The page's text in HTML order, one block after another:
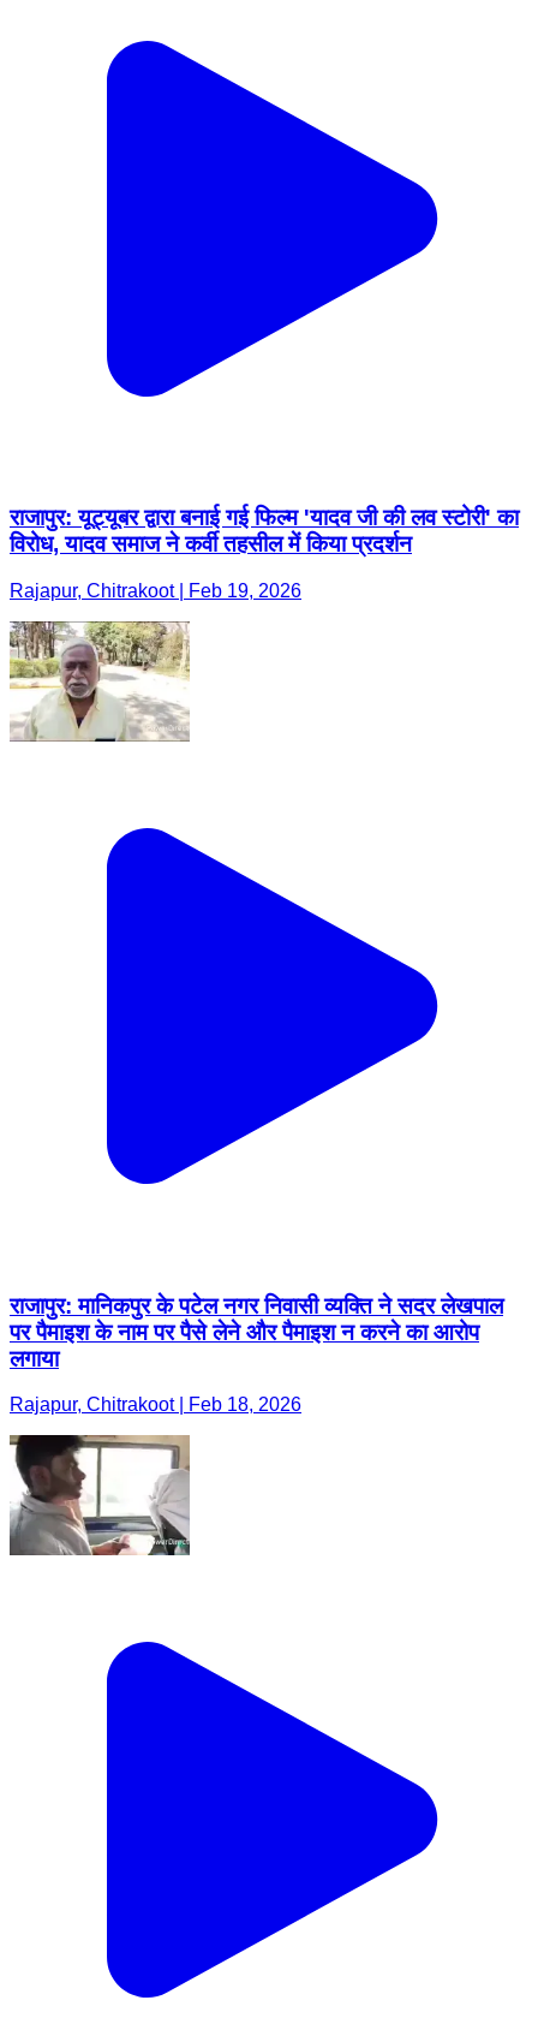
राजापुर: यूट्यूबर द्वारा बनाई गई फिल्म 'यादव जी की लव स्टोरी' का
विरोध, यादव समाज ने कर्वी तहसील में किया प्रदर्शन
Rajapur, Chitrakoot | Feb 19, 2026
राजापुर: मानिकपुर के पटेल नगर निवासी व्यक्ति ने सदर लेखपाल
पर पैमाइश के नाम पर पैसे लेने और पैमाइश न करने का आरोप
लगाया
Rajapur, Chitrakoot | Feb 18, 2026